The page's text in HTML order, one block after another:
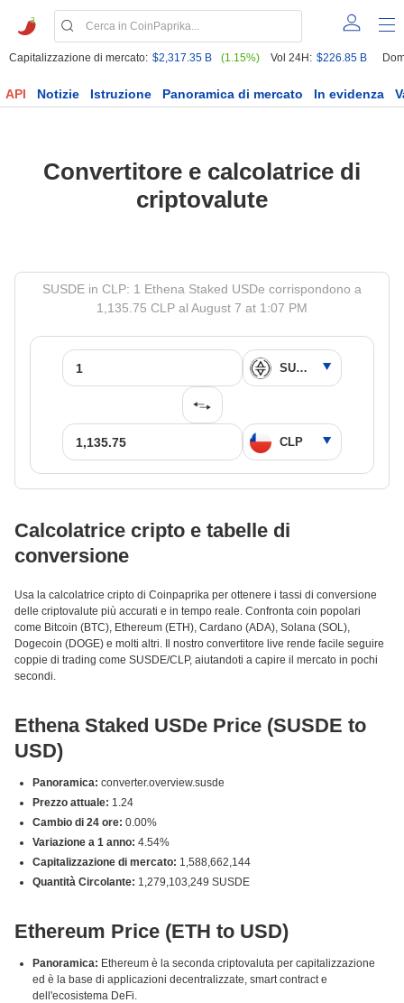
Capitalizzazione di mercato: $2,317.35 B (1.15%) Vol 24H: $226.85 B
API Notizie Istruzione Panoramica di mercato In evidenza
Convertitore e calcolatrice di
criptovalute
SUSDE in CLP: 1 Ethena Staked USDe corrispondono a
1,135.75 CLP al August 7 at 1:07 PM
Calcolatrice cripto e tabelle di
conversione
Usa la calcolatrice cripto di Coinpaprika per ottenere i tassi di conversione
delle criptovalute più accurati e in tempo reale. Confronta coin popolari
come Bitcoin (BTC), Ethereum (ETH), Cardano (ADA), Solana (SOL),
Dogecoin (DOGE) e molti altri. Il nostro convertitore live rende facile seguire
coppie di trading come SUSDE/CLP, aiutandoti a capire il mercato in pochi
secondi.
Ethena Staked USDe Price (SUSDE to
USD)
Panoramica: converter.overview.susde
Prezzo attuale: 1.24
Cambio di 24 ore: 0.00%
Variazione a 1 anno: 4.54%
Capitalizzazione di mercato: 1,588,662,144
Quantità Circolante: 1,279,103,249 SUSDE
Ethereum Price (ETH to USD)
Panoramica: Ethereum è la seconda criptovaluta per capitalizzazione
ed è la base di applicazioni decentralizzate, smart contract e
dell'ecosistema DeFi.